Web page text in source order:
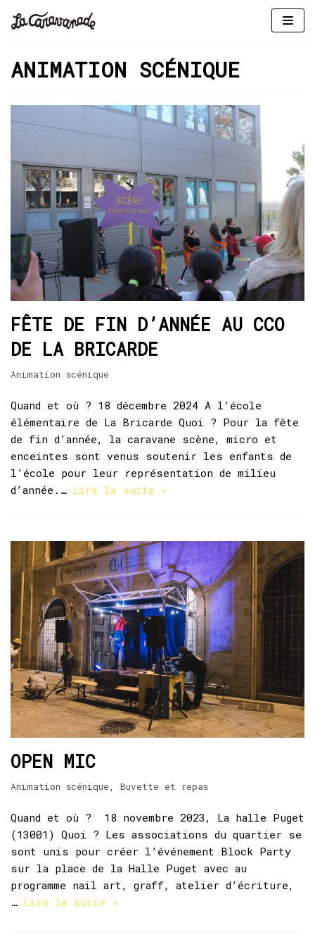
contenu
ANIMATION SCÉNIQUE
FÊTE DE FIN D’ANNÉE AU CCO
DE LA BRICARDE
Animation scénique
Quand et où ? 18 décembre 2024 A l’école
élémentaire de La Bricarde Quoi ? Pour la fête
de fin d’année, la caravane scène, micro et
enceintes sont venus soutenir les enfants de
l’école pour leur représentation de milieu
d’année.… Lire la suite »
OPEN MIC
Animation scénique Buvette et repas
Quand et où ? 18 novembre 2023, La halle Puget
(13001) Quoi ? Les associations du quartier se
sont unis pour créer l’événement Block Party
sur la place de la Halle Puget avec au
programme nail art, graff, atelier d’écriture,
… Lire la suite »